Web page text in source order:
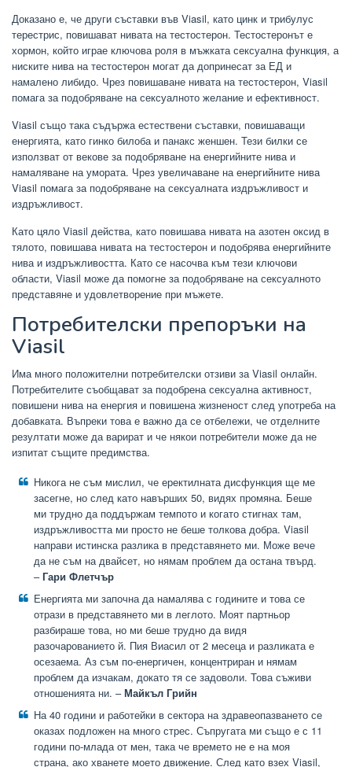
Доказано е, че други съставки във Viasil, като цинк и трибулус
терестрис, повишават нивата на тестостерон. Тестостеронът е
хормон, който играе ключова роля в мъжката сексуална функция, а
ниските нива на тестостерон могат да допринесат за ЕД и
намалено либидо. Чрез повишаване нивата на тестостерон, Viasil
помага за подобряване на сексуалното желание и ефективност.
Viasil също така съдържа естествени съставки, повишаващи
енергията, като гинко билоба и панакс женшен. Тези билки се
използват от векове за подобряване на енергийните нива и
намаляване на умората. Чрез увеличаване на енергийните нива
Viasil помага за подобряване на сексуалната издръжливост и
издръжливост.
Като цяло Viasil действа, като повишава нивата на азотен оксид в
тялото, повишава нивата на тестостерон и подобрява енергийните
нива и издръжливостта. Като се насочва към тези ключови
области, Viasil може да помогне за подобряване на сексуалното
представяне и удовлетворение при мъжете.
Потребителски препоръки на
Viasil
Има много положителни потребителски отзиви за Viasil онлайн.
Потребителите съобщават за подобрена сексуална активност,
повишени нива на енергия и повишена жизненост след употреба на
добавката. Въпреки това е важно да се отбележи, че отделните
резултати може да варират и че някои потребители може да не
изпитат същите предимства.
Никога не съм мислил, че еректилната дисфункция ще ме
засегне, но след като навърших 50, видях промяна. Беше
ми трудно да поддържам темпото и когато стигнах там,
издръжливостта ми просто не беше толкова добра. Viasil
направи истинска разлика в представянето ми. Може вече
да не съм на двайсет, но нямам проблем да остана твърд.
–Гари Флетчър
Енергията ми започна да намалява с годините и това се
отрази в представянето ми в леглото. Моят партньор
разбираше това, но ми беше трудно да видя
разочарованието й. Пия Виасил от 2 месеца и разликата е
осезаема. Аз съм по-енергичен, концентриран и нямам
проблем да изчакам, докато тя се задоволи. Това съживи
отношенията ни. –Майкъл Грийн
На 40 години и работейки в сектора на здравеопазването се
оказах подложен на много стрес. Съпругата ми също е с 11
години по-млада от мен, така че времето не е на моя
страна, ако хванете моето движение. След като взех Viasil,